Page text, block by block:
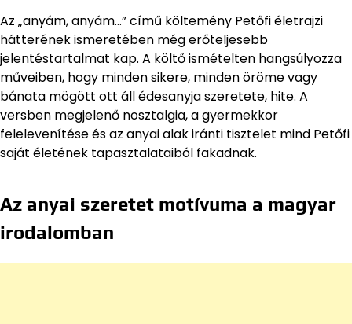
Az „anyám, anyám…” című költemény Petőfi életrajzi
hátterének ismeretében még erőteljesebb
jelentéstartalmat kap. A költő ismételten hangsúlyozza
műveiben, hogy minden sikere, minden öröme vagy
bánata mögött ott áll édesanyja szeretete, hite. A
versben megjelenő nosztalgia, a gyermekkor
felelevenítése és az anyai alak iránti tisztelet mind Petőfi
saját életének tapasztalataiból fakadnak.
Az anyai szeretet motívuma a magyar
irodalomban